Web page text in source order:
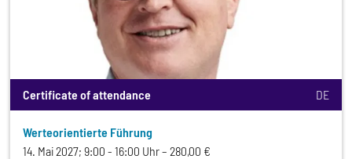
Certificate of attendance DE
Werteorientierte Führung
14. Mai 2027; 9:00 - 16:00 Uhr
280,00 €